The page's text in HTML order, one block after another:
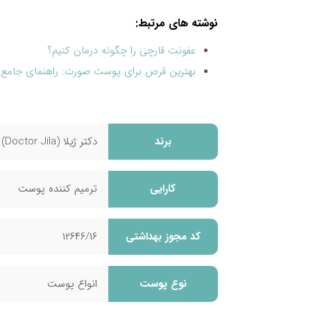
نوشته های مرتبط:
عفونت قارچی را چگونه درمان کنیم؟
بهترین قرص برای پوست صورت: راهنمای
آشنایی با داروهای ضد حساسیت + بهترین
برند دکتر ژیلا (Doctor Jila)
کارایی ترمیم کننده پوست
کد مجوز بهداشتی ۱۲۶۴۶/۱۶
نوع پوست انواع پوست